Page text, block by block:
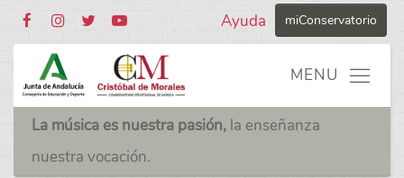
miConservatorio
Ayuda
La música es nuestra pasión, la enseñanza
nuestra vocación.